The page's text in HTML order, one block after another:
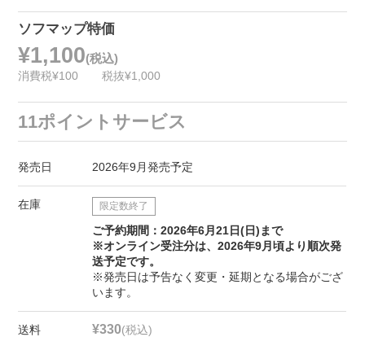
ソフマップ特価
¥1,100(税込)
消費税¥100 税抜¥1,000
11ポイントサービス
発売日 2026年9月発売予定
在庫 限定数終了
ご予約期間：2026年6月21日(日)まで
※オンライン受注分は、2026年9月頃より順次発
送予定です。
※発売日は予告なく変更・延期となる場合がござ
います。
送料 ¥330(税込)